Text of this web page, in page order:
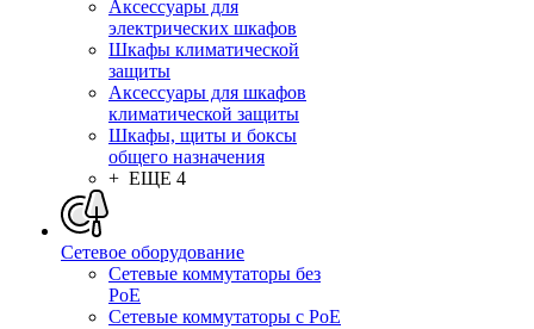
Аксессуары для
электрических шкафов
Шкафы климатической
защиты
Аксессуары для шкафов
климатической защиты
Шкафы, щиты и боксы
общего назначения
+ ЕЩЕ 4
Сетевое оборудование
Сетевые коммутаторы без
PoE
Сетевые коммутаторы с PoE